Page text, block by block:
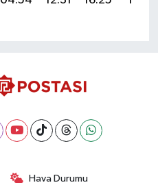
Hava Durumu